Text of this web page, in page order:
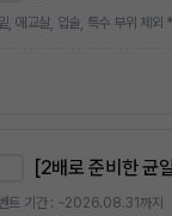
[2배로 준비한 균
트 기간 : ~2026.08.31까지